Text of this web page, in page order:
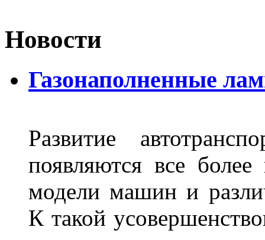
Новости
Газонаполненные
Развитие
появляются все
модели машин и
К такой